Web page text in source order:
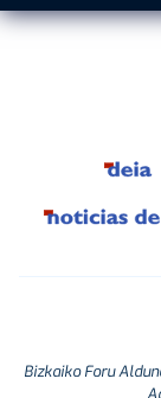
Bizkaiko Foru